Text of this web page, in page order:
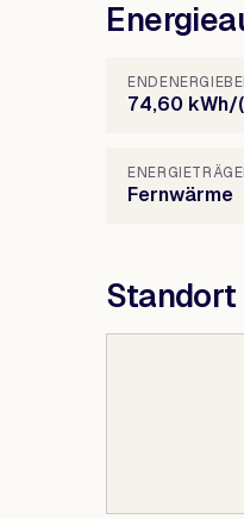
74,60 kWh/
Fernwärme
Standort